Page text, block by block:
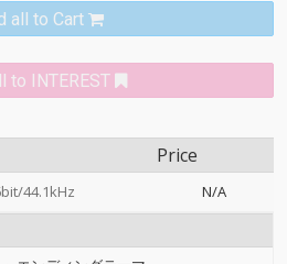
all to Cart
to INTEREST
Price
44.1kHz N/A